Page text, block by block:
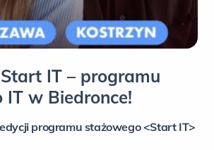
IT – programu
IT w Biedronce!
programu stażowego <Start IT>